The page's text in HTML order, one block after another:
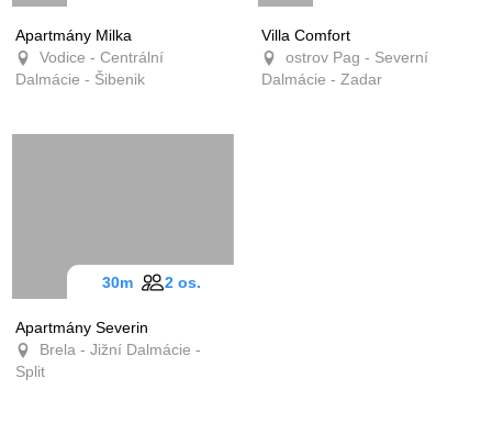
Apartmány Milka
Vodice - Centrální
Dalmácie - Šibenik
Villa Comfort
ostrov Pag - Severní
Dalmácie - Zadar
Apartmány Severin
Brela - Jižní Dalmácie -
Split
30m 2 os.